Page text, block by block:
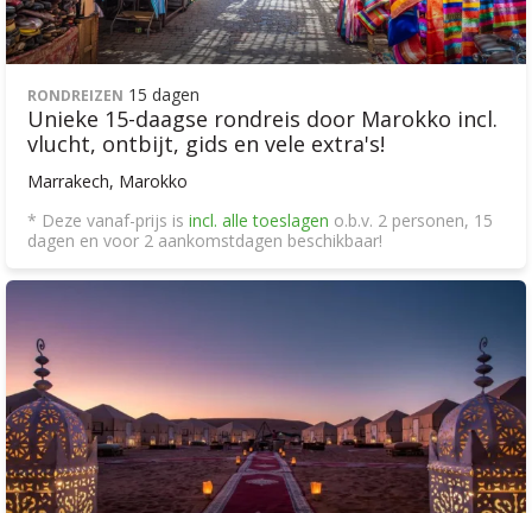
RONDREIZEN 15 dagen
Unieke 15-daagse rondreis door Marokko incl.
vlucht, ontbijt, gids en vele extra's!
Marrakech, Marokko
* Deze vanaf-prijs is incl. alle toeslagen o.b.v. 2 personen, 15
dagen en voor 2 aankomstdagen beschikbaar!